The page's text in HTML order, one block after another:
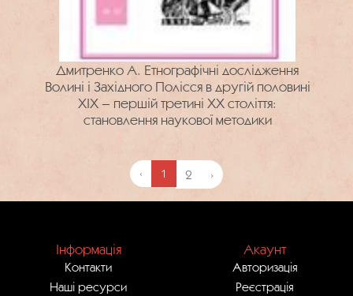
Дмитренко А. Етнографічні дослідження
Волині і Західного Полісся в другій половині
XIX – першій третині XX століття:
становлення наукової методики
‹ 1 2 ›
Інформація
Контакти
Наші ресурси
Акаунт
Авторизація
Реєстрація